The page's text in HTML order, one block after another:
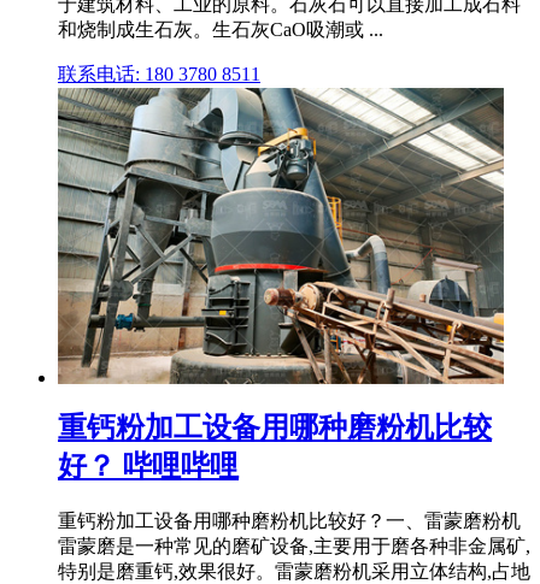
于建筑材料、工业的原料。石灰石可以直接加工成石料
和烧制成生石灰。生石灰CaO吸潮或 ...
联系电话: 180 3780 8511
重钙粉加工设备用哪种磨粉机比较
好？ 哔哩哔哩
重钙粉加工设备用哪种磨粉机比较好？一、雷蒙磨粉机
雷蒙磨是一种常见的磨矿设备,主要用于磨各种非金属矿,
特别是磨重钙,效果很好。雷蒙磨粉机采用立体结构,占地